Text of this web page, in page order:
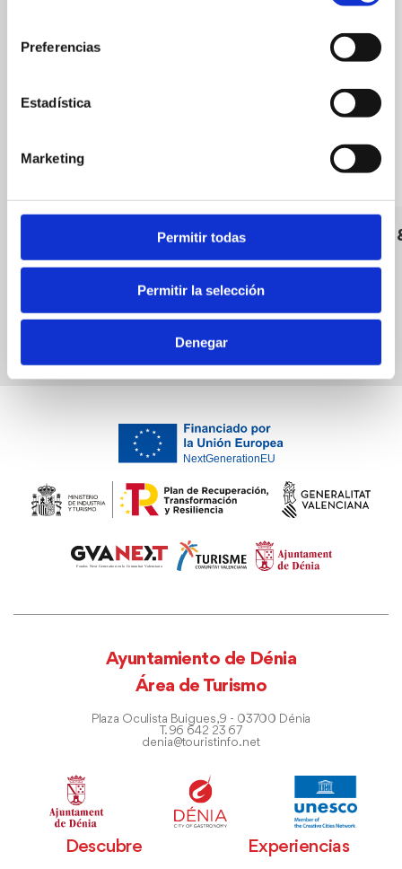
Preferencias
Estadística
Marketing
Permitir todas
Permitir la selección
Denegar
Tradition
Bares
Ayuntamiento de Dénia
Área de Turismo
Plaza Oculista Buigues, 9 - 03700 Dénia
T. 96 642 23 67
denia@touristinfo.net
Descubre Experiencias